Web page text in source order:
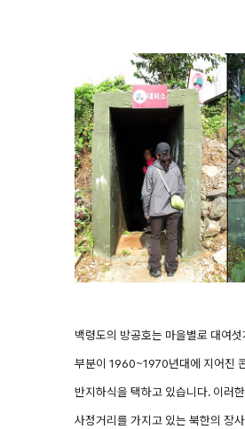
백령도의 방공호는 마을별로 대여
부분이 1960~1970년대에 지어진
반지하식을 택하고 있습니다. 이러
사정거리를 가지고 있는 북한의 장